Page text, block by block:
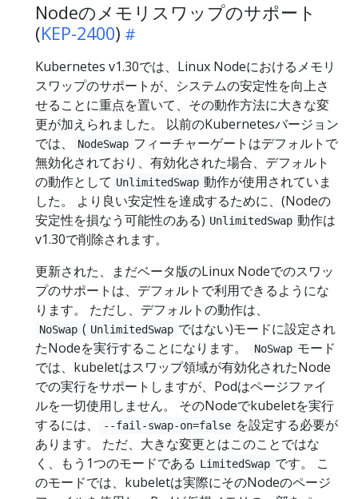
Nodeのメモリスワップのサポート
(KEP-2400)
Kubernetes v1.30では、Linux Nodeにおけるメモリ
スワップのサポートが、システムの安定性を向上さ
せることに重点を置いて、その動作方法に大きな変
更が加えられました。 以前のKubernetesバージョン
では、
NodeSwap フィーチャーゲートはデフォルトで
無効化されており、有効化された場合、デフォルト
の動作として UnlimitedSwap 動作が使用されていま
した。 より良い安定性を達成するために、(Nodeの
安定性を損なう可能性のある) UnlimitedSwap 動作は
v1.30で削除されます。
更新された、まだベータ版のLinux Nodeでのスワッ
プのサポートは、デフォルトで利用できるようにな
ります。 ただし、デフォルトの動作は、
NoSwap ( UnlimitedSwap ではない)モードに設定され
たNodeを実行することになります。
NoSwap モード
では、kubeletはスワップ領域が有効化されたNode
での実行をサポートしますが、Podはページファイ
ルを一切使用しません。 そのNodeでkubeletを実行
するには、
--fail-swap-on=false を設定する必要が
あります。 ただ、大きな変更とはこのことではな
く、もう1つのモードである LimitedSwap です。 こ
のモードでは、kubeletは実際にそのNodeのページ